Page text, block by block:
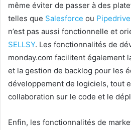
même éviter de passer à des
telles que Salesforce ou Pipedrive
n’est pas aussi fonctionnelle et
SELLSY. Les fonctionnalités de
monday.com facilitent également
et la gestion de backlog pour les
développement de logiciels, tout
collaboration sur le code et le
Enfin, les fonctionnalités de